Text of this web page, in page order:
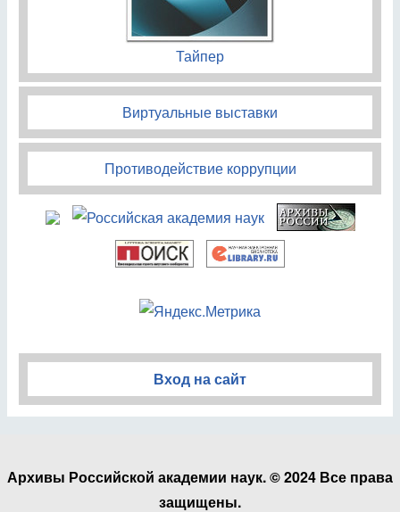
Тайпер
Виртуальные выставки
Противодействие коррупции
Вход на сайт
Архивы Российской академии наук. © 2024 Все права
защищены.